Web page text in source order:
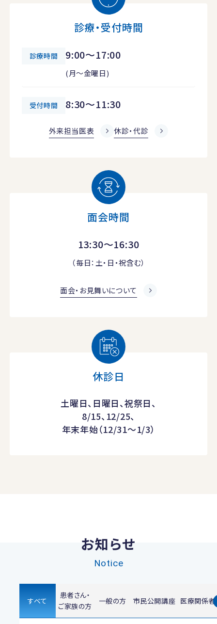
診療・受付時間
診療時間 9:00～17:00
(月～金曜日)
受付時間 8:30～11:30
外来担当医表 休診・代診
面会時間
13:30～16:30
（毎日：土・日・祝含む）
面会・お見舞いについて
休診日
土曜日、日曜日、祝祭日、
8/15、12/25、
年末年始（12/31～1/3）
お知らせ
Notice
すべて
患者さん・
ご家族の方
一般の方 市民公開講座 医療関係